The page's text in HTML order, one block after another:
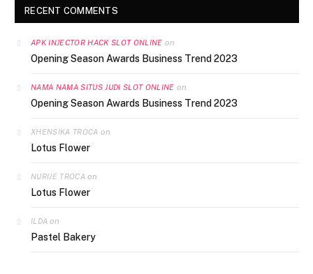
RECENT COMMENTS
APK INJECTOR HACK SLOT ONLINE on
Opening Season Awards Business Trend 2023
NAMA NAMA SITUS JUDI SLOT ONLINE on
Opening Season Awards Business Trend 2023
XHENSIKA TROCA on
Lotus Flower
NURIJE TROCA on
Lotus Flower
ILDA on
Pastel Bakery